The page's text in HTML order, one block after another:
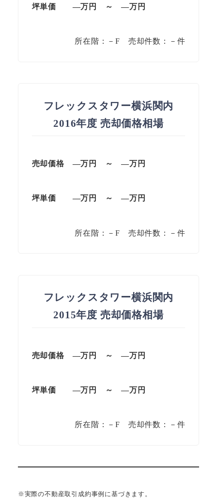
坪単価 —万円 ～—万円
所在階：－F 売却件数：－件
フレックスタワー横浜関内
2016年度 売却価格相場
売却価格 —万円 ～—万円
坪単価 —万円 ～—万円
所在階：－F 売却件数：－件
フレックスタワー横浜関内
2015年度 売却価格相場
売却価格 —万円 ～—万円
坪単価 —万円 ～—万円
所在階：－F 売却件数：－件
※実際の不動産取引成約事例に基づきます。